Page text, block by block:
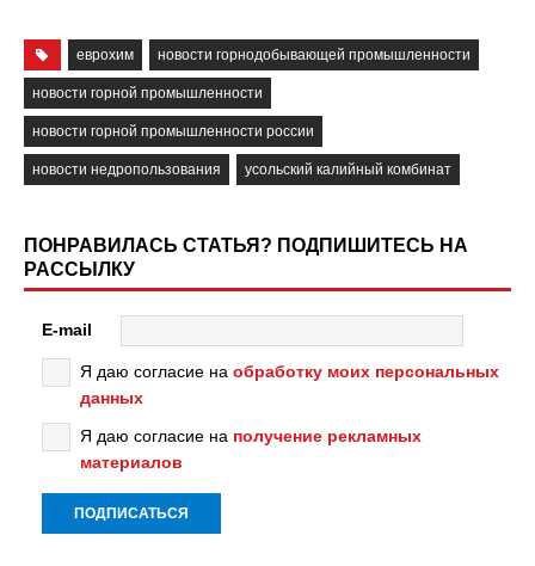
еврохим новости горнодобывающей промышленности
новости горной промышленности
новости горной промышленности россии
новости недропользования усольский калийный комбинат
ПОНРАВИЛАСЬ СТАТЬЯ? ПОДПИШИТЕСЬ НА
РАССЫЛКУ
E-mail
Я даю согласие на обработку моих персональных
данных
Я даю согласие на получение рекламных
материалов